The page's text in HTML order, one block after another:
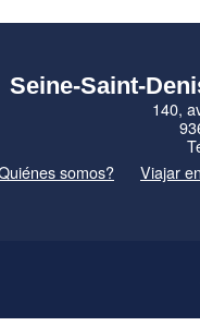
Seine-Saint-
140,
somos? Viajar